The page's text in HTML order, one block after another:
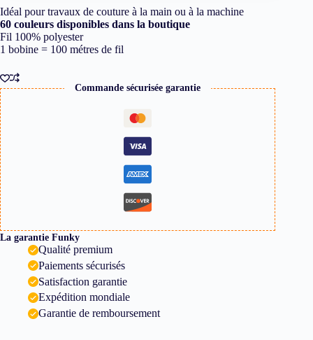
Idéal pour travaux de couture à la main ou à la machine
60 couleurs disponibles dans la boutique
Fil 100% polyester
1 bobine = 100 métres de fil
Commande sécurisée garantie
La garantie Funky
Qualité premium
Paiements sécurisés
Satisfaction garantie
Expédition mondiale
Garantie de remboursement